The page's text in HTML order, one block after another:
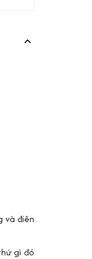
và điên
gì đó